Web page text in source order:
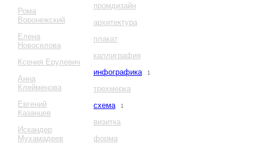
Рома
Воронежский
Елена
Новоселова
Ксения Ерулевич
Анна
Клейменова
Евгений
Казанцев
Искандер
Мухамадеев
промдизайн
архитектура
плакат
каллиграфия
инфографика
1
трехмерка
схема
1
визитка
форма